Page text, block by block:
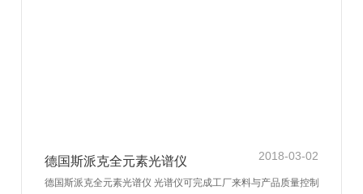
德国斯派克全元素光谱仪 2018-03-02
德国斯派克全元素光谱仪 光谱仪可完成工厂来料与产品质量控制